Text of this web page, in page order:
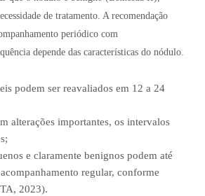
de tratamento. A recomendação
periódico com
depende das características do nódulo.
podem ser reavaliados em 12 a 24
alterações importantes, os intervalos
e claramente benignos podem até
regular, conforme
2023).